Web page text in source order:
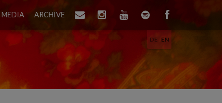
DE EN
MEDIA ARCHIVE